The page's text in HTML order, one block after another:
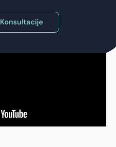
Konsultacije